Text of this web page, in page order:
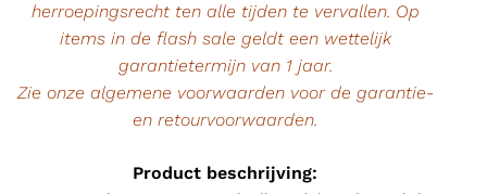
herroepingsrecht ten alle tijden te vervallen. Op
items in de flash sale geldt een wettelijk
garantietermijn van 1 jaar.
Zie onze algemene voorwaarden voor de garantie-
en retourvoorwaarden.
Product beschrijving: